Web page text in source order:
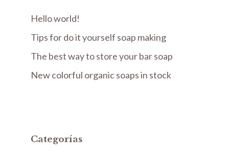
Hello world!
Tips for do it yourself soap making
The best way to store your bar soap
New colorful organic soaps in stock
Categorías